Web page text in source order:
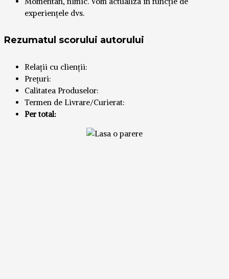
experiențele dvs.
Rezumatul scorului autorului
Relații cu clienții:
Prețuri:
Calitatea Produselor:
Termen de Livrare/Curierat:
Per total: